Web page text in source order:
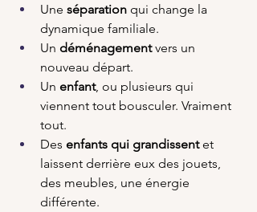
Une séparation qui change la
dynamique familiale.
Un déménagement vers un
nouveau départ.
Un enfant, ou plusieurs qui
viennent tout bousculer. Vraiment
tout.
Des enfants qui grandissent et
laissent derrière eux des jouets,
des meubles, une énergie
différente.